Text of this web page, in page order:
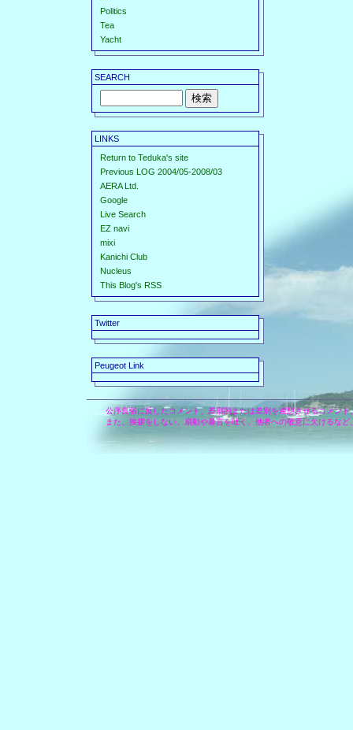
Politics
Tea
Yacht
SEARCH
LINKS
Return to Teduka's site
Previous LOG 2004/05-2008/03
AERA Ltd.
Google
Live Search
EZ navi
mixi
Kanichi Club
Nucleus
This Blog's RSS
Twitter
Peugeot Link
公序良俗に反したコメント、差別的または差別を連想させるコメン
また、挨拶をしない、扇動や暴言を吐く、他者への敬意に欠けるな